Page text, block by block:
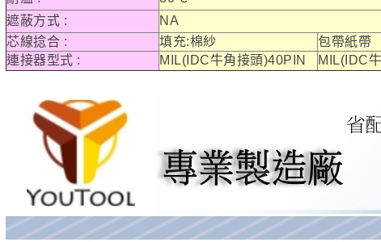
遮蔽方式 :
NA
芯線捻合 :
填充:棉紗
包帶紙帶
連接器型式 :
MIL(IDC牛角接頭)40PIN MIL(IDC